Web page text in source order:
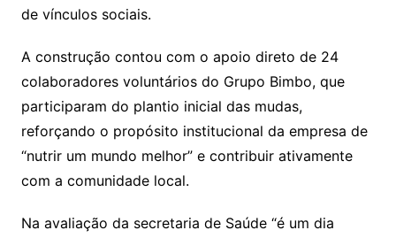
de vínculos sociais.
A construção contou com o apoio direto de 24
colaboradores voluntários do Grupo Bimbo, que
participaram do plantio inicial das mudas,
reforçando o propósito institucional da empresa de
“nutrir um mundo melhor” e contribuir ativamente
com a comunidade local.
Na avaliação da secretaria de Saúde “é um dia